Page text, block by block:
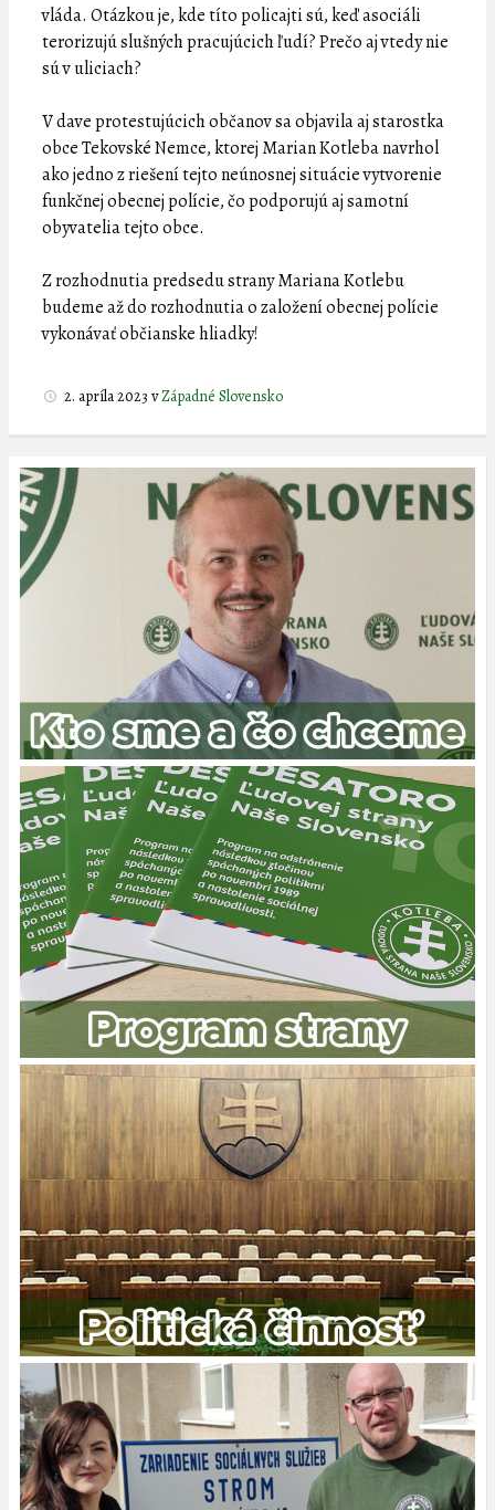
vláda. Otázkou je, kde títo policajti sú, keď asociáli
terorizujú slušných pracujúcich ľudí? Prečo aj vtedy nie
sú v uliciach?
V dave protestujúcich občanov sa objavila aj starostka
obce Tekovské Nemce, ktorej Marian Kotleba navrhol
ako jedno z riešení tejto neúnosnej situácie vytvorenie
funkčnej obecnej polície, čo podporujú aj samotní
obyvatelia tejto obce.
Z rozhodnutia predsedu strany Mariana Kotlebu
budeme až do rozhodnutia o založení obecnej polície
vykonávať občianske hliadky!
2. apríla 2023 vZápadné Slovensko